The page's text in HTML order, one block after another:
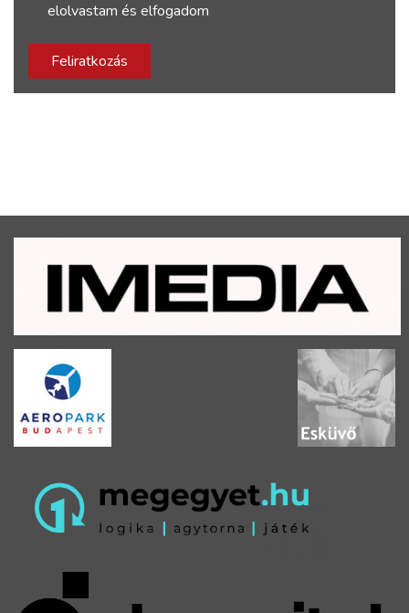
elolvastam és elfogadom
Feliratkozás